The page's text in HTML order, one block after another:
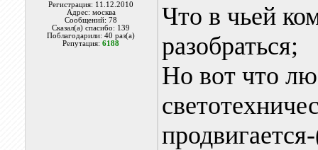
Регистрация: 11.12.2010
Адрес: москва
Сообщений: 78
Сказал(а) спасибо: 139
Поблагодарили: 40 раз(а)
Репутация:6188
Что в чьей
разобраться;
Но вот что